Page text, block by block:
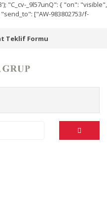
"C_cv-_9l57unQ": { "on": "visible",
["AW-983802753/f-
Teklif Formu